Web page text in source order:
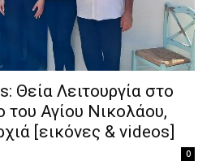
Θεία Λειτουργία στο
του Αγίου Νικολάου,
[εικόνες & videos]
0